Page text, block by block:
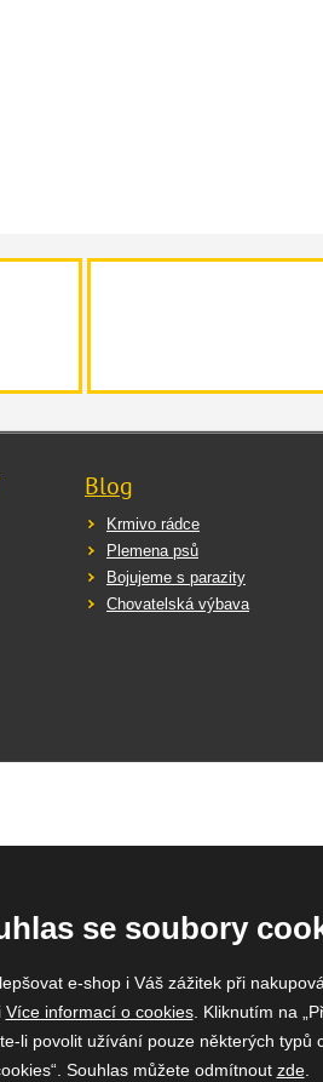
Blog
Krmivo rádce
Plemena psů
Bojujeme s parazity
Chovatelská výbava
se soubory
e-shop i Váš zážitek při
Více informací o cookies. Kliknutím na
li povolit užívání pouze některých typů
Souhlas můžete odmítnout zde.